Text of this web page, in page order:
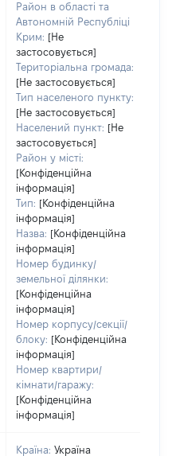
Район в області та
Автономній Республіці
Крим: [Не
застосовується]
Територіальна громада:
[Не застосовується]
Тип населеного пункту:
[Не застосовується]
Населений пункт: [Не
застосовується]
Район у місті:
[Конфіденційна
інформація]
Тип: [Конфіденційна
інформація]
Назва: [Конфіденційна
інформація]
Номер будинку/
земельної ділянки:
[Конфіденційна
інформація]
Номер корпусу/секції/
блоку: [Конфіденційна
інформація]
Номер квартири/
кімнати/гаражу:
[Конфіденційна
інформація]
Країна: Україна